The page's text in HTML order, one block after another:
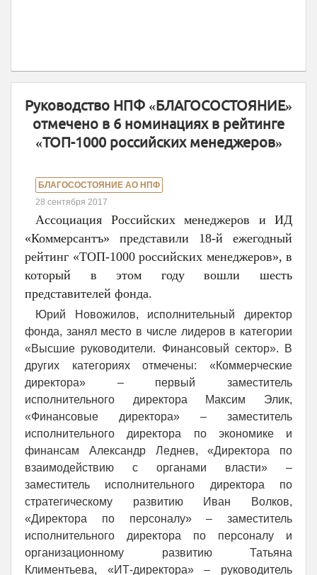
Руководство НПФ «БЛАГОСОСТОЯНИЕ»
отмечено в 6 номинациях в рейтинге
«ТОП-1000 российских менеджеров»
БЛАГОСОСТОЯНИЕ АО НПФ
28 сентября 2017
Ассоциация Российских менеджеров и ИД
«Коммерсантъ» представили 18-й ежегодный
рейтинг «ТОП-1000 российских менеджеров», в
который в этом году вошли шесть
представителей фонда.
Юрий Новожилов, исполнительный директор
фонда, занял место в числе лидеров в категории
«Высшие руководители. Финансовый сектор». В
других категориях отмечены: «Коммерческие
директора» – первый заместитель
исполнительного директора Максим Элик,
«Финансовые директора» – заместитель
исполнительного директора по экономике и
финансам Александр Леднев, «Директора по
взаимодействию с органами власти» –
заместитель исполнительного директора по
стратегическому развитию Иван Волков,
«Директора по персоналу» – заместитель
исполнительного директора по персоналу и
организационному развитию Татьяна
Климентьева, «ИТ-директора» – руководитель